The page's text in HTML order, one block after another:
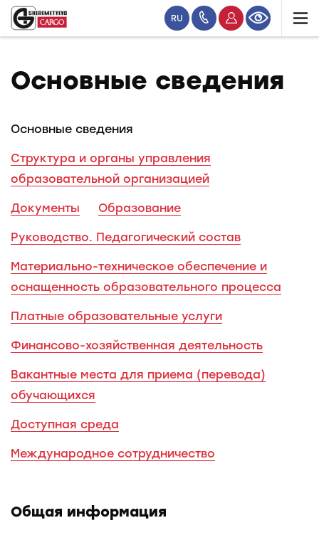
RU
Основные сведения
Основные сведения
Структура и органы управления
образовательной организацией
Документы Образование
Руководство. Педагогический состав
Материально-техническое обеспечение и
оснащенность образовательного процесса
Платные образовательные услуги
Финансово-хозяйственная деятельность
Вакантные места для приема (перевода)
обучающихся
Доступная среда
Международное сотрудничество
Общая информация